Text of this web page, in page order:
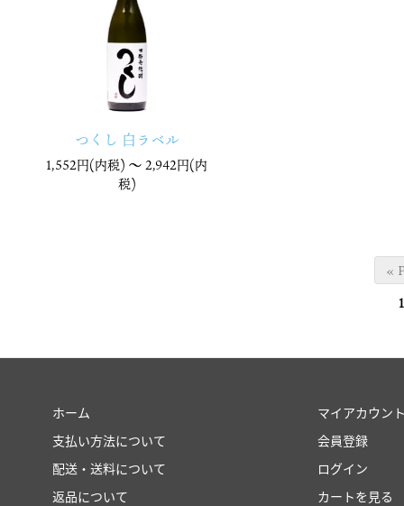
つくし 白ラベル
1,552円(内税) 〜2,942円(内
税)
«
1
ホーム
支払い方法について
配送・送料について
返品について
マイアカウン
会員登録
ログイン
カートを見る